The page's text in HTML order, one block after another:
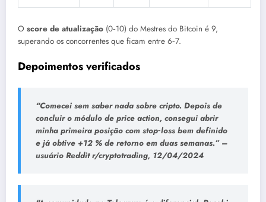
O score de atualização (0‑10) do Mestres do Bitcoin é 9,
superando os concorrentes que ficam entre 6‑7.
Depoimentos verificados
“Comecei sem saber nada sobre cripto. Depois de
concluir o módulo de price action, consegui abrir
minha primeira posição com stop‑loss bem definido
e já obtive +12 % de retorno em duas semanas.” –
usuário Reddit r/cryptotrading, 12/04/2024